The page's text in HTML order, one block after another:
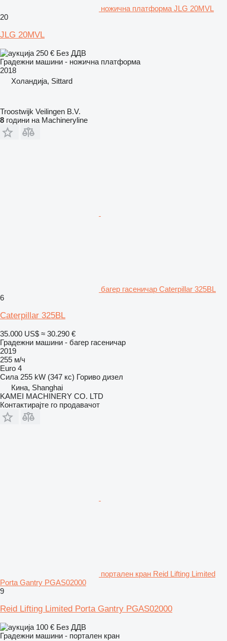
ножична платформа JLG 20MVL
20
JLG 20MVL
250 € Без ДДВ
Градежни машини - ножична платформа
2018
Холандија, Sittard
Troostwijk Veilingen B.V.
8 години на Machineryline
багер гасеничар Caterpillar 325BL
6
Caterpillar 325BL
35.000 US$ ≈ 30.290 €
Градежни машини - багер гасеничар
2019
255 м/ч
Euro 4
Сила 255 kW (347 кс) Гориво дизел
Кина, Shanghai
KAMEI MACHINERY CO. LTD
Контактирајте го продавачот
портален кран Reid Lifting Limited
Porta Gantry PGAS02000
9
Reid Lifting Limited Porta Gantry PGAS02000
100 € Без ДДВ
Градежни машини - портален кран